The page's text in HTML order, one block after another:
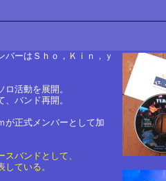
バーはＳｈｏ，Ｋｉｎ，ｙ
活動を展開。
バンド再開。
が正式メンバーとして加
バンドとして、
ている。